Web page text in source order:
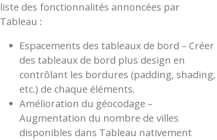
liste des fonctionnalités annoncées par
Tableau :
Espacements des tableaux de bord – Créer
des tableaux de bord plus design en
contrôlant les bordures (padding, shading,
etc.) de chaque éléments.
Amélioration du géocodage –
Augmentation du nombre de villes
disponibles dans Tableau nativement